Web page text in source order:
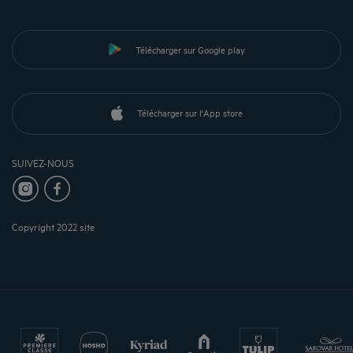
Télécharger sur Google play
Télécharger sur l'App store
SUIVEZ-NOUS
Copyright 2022 site